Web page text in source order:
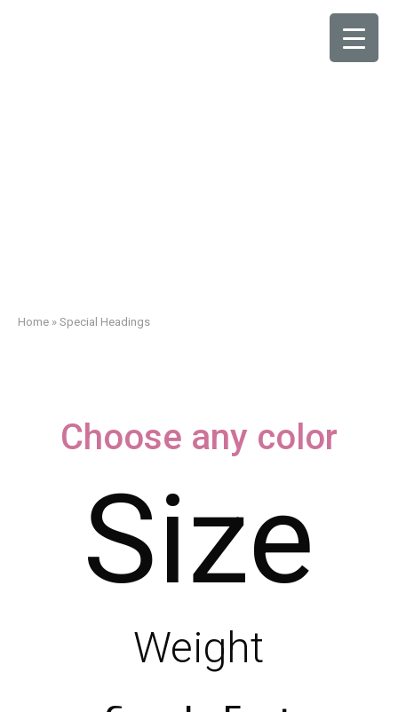
Home » Special Headings
Choose any color
Size
Weight